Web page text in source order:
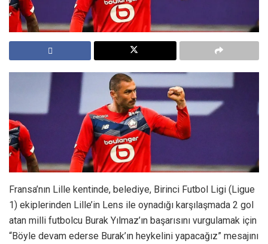
Fransa’nın Lille kentinde, belediye, Birinci Futbol Ligi (Ligue
1) ekiplerinden Lille’in Lens ile oynadığı karşılaşmada 2 gol
atan milli futbolcu Burak Yılmaz’ın başarısını vurgulamak için
“Böyle devam ederse Burak’ın heykelini yapacağız” mesajını